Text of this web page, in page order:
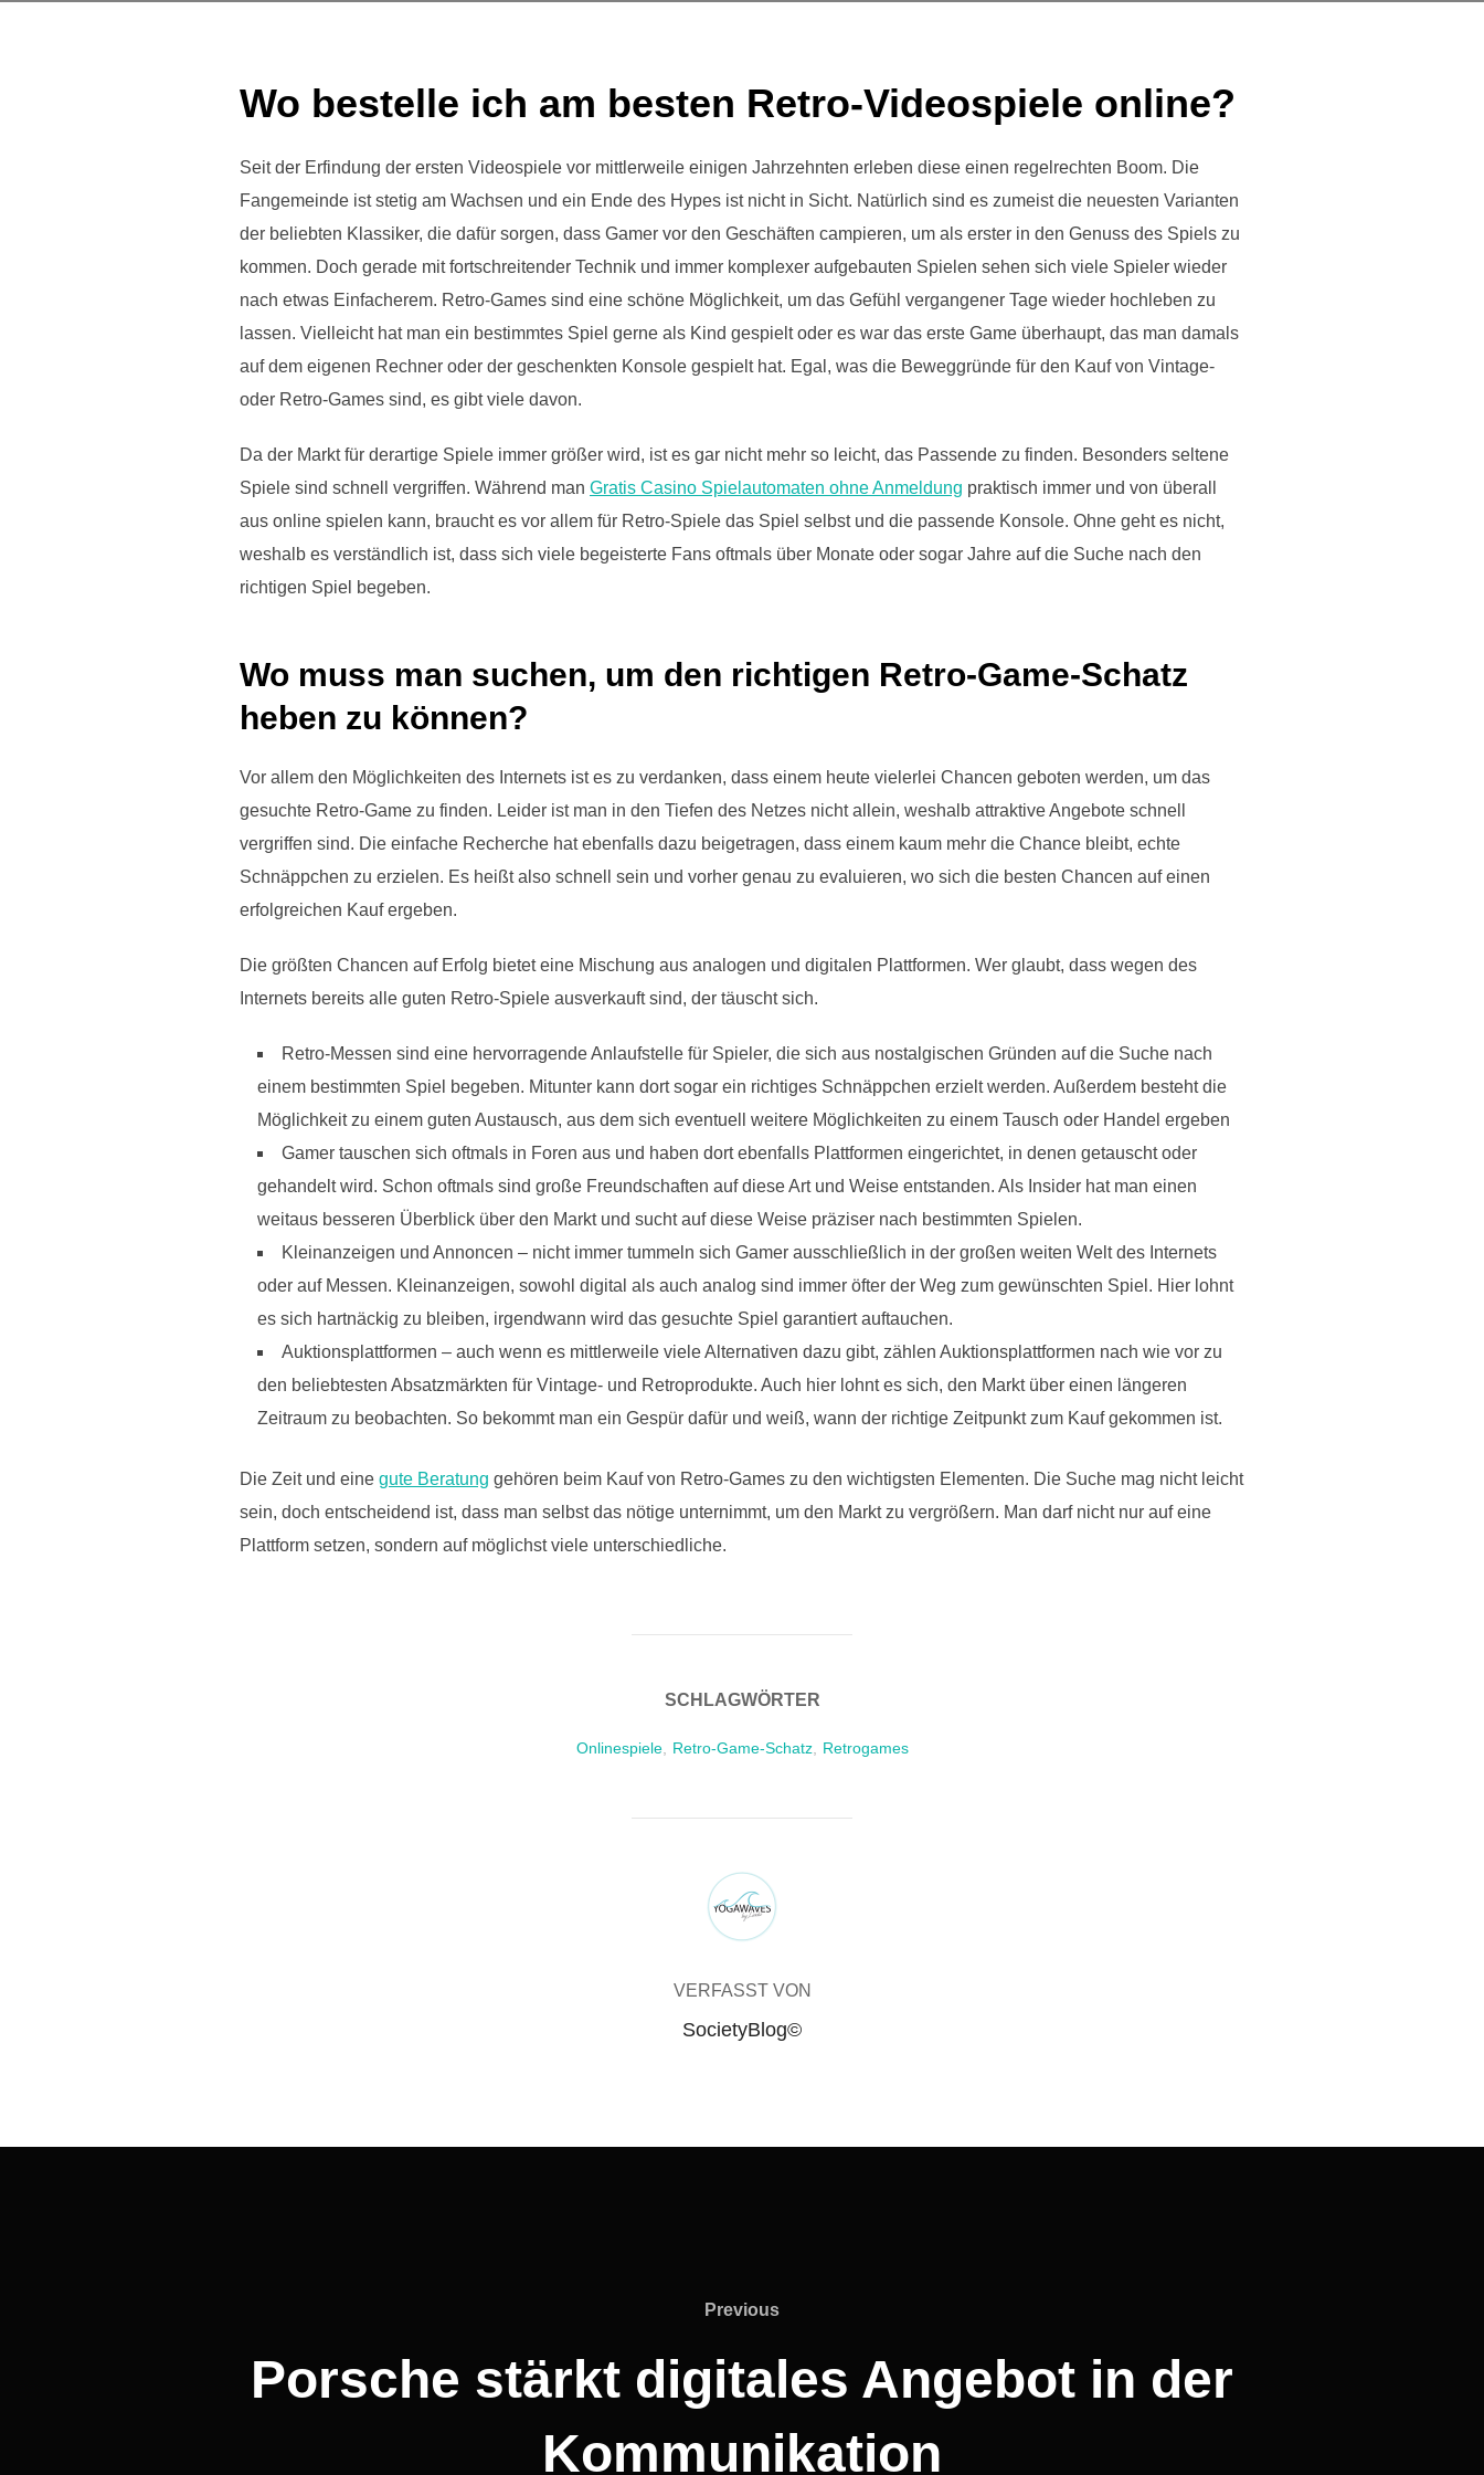
Wo bestelle ich am besten Retro-Videospiele online?
Seit der Erfindung der ersten Videospiele vor mittlerweile einigen Jahrzehnten erleben diese einen regelrechten Boom. Die
Fangemeinde ist stetig am Wachsen und ein Ende des Hypes ist nicht in Sicht. Natürlich sind es zumeist die neuesten Varianten
der beliebten Klassiker, die dafür sorgen, dass Gamer vor den Geschäften campieren, um als erster in den Genuss des Spiels zu
kommen. Doch gerade mit fortschreitender Technik und immer komplexer aufgebauten Spielen sehen sich viele Spieler wieder
nach etwas Einfacherem. Retro-Games sind eine schöne Möglichkeit, um das Gefühl vergangener Tage wieder hochleben zu
lassen. Vielleicht hat man ein bestimmtes Spiel gerne als Kind gespielt oder es war das erste Game überhaupt, das man damals
auf dem eigenen Rechner oder der geschenkten Konsole gespielt hat. Egal, was die Beweggründe für den Kauf von Vintage-
oder Retro-Games sind, es gibt viele davon.
Da der Markt für derartige Spiele immer größer wird, ist es gar nicht mehr so leicht, das Passende zu finden. Besonders seltene
Spiele sind schnell vergriffen. Während man Gratis Casino Spielautomaten ohne Anmeldung praktisch immer und von überall
aus online spielen kann, braucht es vor allem für Retro-Spiele das Spiel selbst und die passende Konsole. Ohne geht es nicht,
weshalb es verständlich ist, dass sich viele begeisterte Fans oftmals über Monate oder sogar Jahre auf die Suche nach den
richtigen Spiel begeben.
Wo muss man suchen, um den richtigen Retro-Game-Schatz
heben zu können?
Vor allem den Möglichkeiten des Internets ist es zu verdanken, dass einem heute vielerlei Chancen geboten werden, um das
gesuchte Retro-Game zu finden. Leider ist man in den Tiefen des Netzes nicht allein, weshalb attraktive Angebote schnell
vergriffen sind. Die einfache Recherche hat ebenfalls dazu beigetragen, dass einem kaum mehr die Chance bleibt, echte
Schnäppchen zu erzielen. Es heißt also schnell sein und vorher genau zu evaluieren, wo sich die besten Chancen auf einen
erfolgreichen Kauf ergeben.
Die größten Chancen auf Erfolg bietet eine Mischung aus analogen und digitalen Plattformen. Wer glaubt, dass wegen des
Internets bereits alle guten Retro-Spiele ausverkauft sind, der täuscht sich.
Retro-Messen sind eine hervorragende Anlaufstelle für Spieler, die sich aus nostalgischen Gründen auf die Suche nach
einem bestimmten Spiel begeben. Mitunter kann dort sogar ein richtiges Schnäppchen erzielt werden. Außerdem besteht die
Möglichkeit zu einem guten Austausch, aus dem sich eventuell weitere Möglichkeiten zu einem Tausch oder Handel ergeben
Gamer tauschen sich oftmals in Foren aus und haben dort ebenfalls Plattformen eingerichtet, in denen getauscht oder
gehandelt wird. Schon oftmals sind große Freundschaften auf diese Art und Weise entstanden. Als Insider hat man einen
weitaus besseren Überblick über den Markt und sucht auf diese Weise präziser nach bestimmten Spielen.
Kleinanzeigen und Annoncen – nicht immer tummeln sich Gamer ausschließlich in der großen weiten Welt des Internets
oder auf Messen. Kleinanzeigen, sowohl digital als auch analog sind immer öfter der Weg zum gewünschten Spiel. Hier lohnt
es sich hartnäckig zu bleiben, irgendwann wird das gesuchte Spiel garantiert auftauchen.
Auktionsplattformen – auch wenn es mittlerweile viele Alternativen dazu gibt, zählen Auktionsplattformen nach wie vor zu
den beliebtesten Absatzmärkten für Vintage- und Retroprodukte. Auch hier lohnt es sich, den Markt über einen längeren
Zeitraum zu beobachten. So bekommt man ein Gespür dafür und weiß, wann der richtige Zeitpunkt zum Kauf gekommen ist.
Die Zeit und eine gute Beratung gehören beim Kauf von Retro-Games zu den wichtigsten Elementen. Die Suche mag nicht leicht
sein, doch entscheidend ist, dass man selbst das nötige unternimmt, um den Markt zu vergrößern. Man darf nicht nur auf eine
Plattform setzen, sondern auf möglichst viele unterschiedliche.
SCHLAGWÖRTER
Onlinespiele, Retro-Game-Schatz, Retrogames
BEITRAGSAUTOR
VERFASST VON
SocietyBlog©
Previous
Previous
Porsche stärkt digitales Angebot in der
Kommunikation